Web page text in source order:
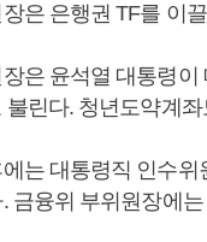
은 은행권 TF를 이
은 윤석열 대통령이
불린다. 청년도약계
는 대통령직 인수
금융위 부위원장에